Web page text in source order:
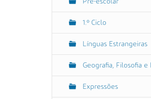
Pré-escolar
1.º Ciclo
Línguas Estrangeiras
Geografia, Filosofia e
Expressões